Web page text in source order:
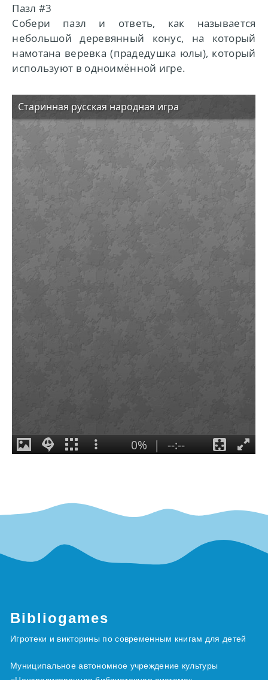
Пазл #3
Собери пазл и ответь, как называется
небольшой деревянный конус, на который
намотана веревка (прадедушка юлы), который
используют в одноимённой игре.
Bibliogames
Игротеки и викторины по современным книгам для детей
Муниципальное автономное учреждение культуры